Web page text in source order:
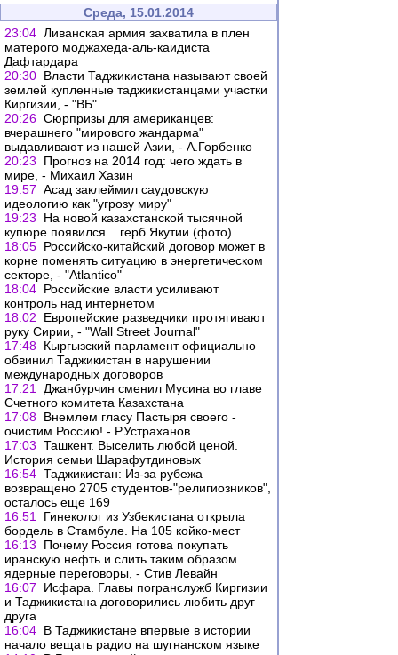
Среда, 15.01.2014
23:04 Ливанская армия захватила в плен
матерого моджахеда-аль-каидиста
Дафтардара
20:30 Власти Таджикистана называют своей
землей купленные таджикистанцами участки
Киргизии, - "ВБ"
20:26 Сюрпризы для американцев:
вчерашнего "мирового жандарма"
выдавливают из нашей Азии, - А.Горбенко
20:23
Прогноз на 2014 год: чего ждать в
мире, - Михаил Хазин
19:57 Асад заклеймил саудовскую
идеологию как "угрозу миру"
19:23
На новой казахстанской тысячной
купюре появился... герб Якутии (фото)
18:05 Российско-китайский договор может в
корне поменять ситуацию в энергетическом
секторе, - "Atlantico"
18:04 Российские власти усиливают
контроль над интернетом
18:02
Европейские разведчики протягивают
руку Сирии, - "Wall Street Journal"
17:48 Кыргызский парламент официально
обвинил Таджикистан в нарушении
международных договоров
17:21
Джанбурчин сменил Мусина во главе
Счетного комитета Казахстана
17:08 Внемлем гласу Пастыря своего -
очистим Россию! - Р.Устраханов
17:03 Ташкент. Выселить любой ценой.
История семьи Шарафутдиновых
16:54 Таджикистан: Из-за рубежа
возвращено 2705 студентов-"религиозников",
осталось еще 169
16:51
Гинеколог из Узбекистана открыла
бордель в Стамбуле. На 105 койко-мест
16:13
Почему Россия готова покупать
иранскую нефть и слить таким образом
ядерные переговоры, - Стив Левайн
16:07
Исфара. Главы погранслужб Киргизии
и Таджикистана договорились любить друг
друга
16:04 В Таджикистане впервые в истории
начало вещать радио на шугнанском языке